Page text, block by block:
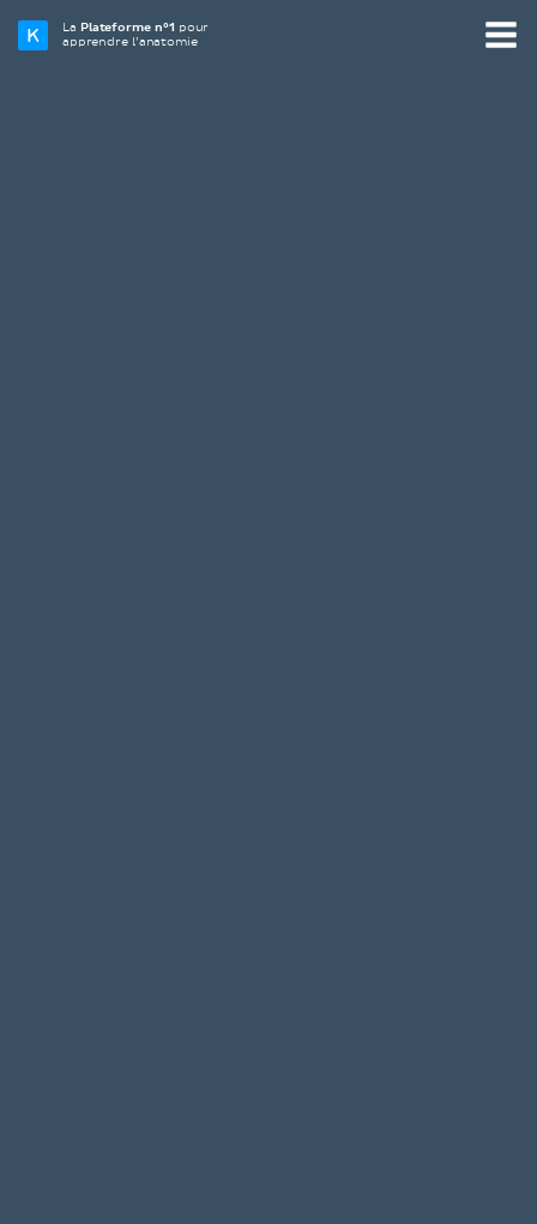
La Plateforme n°1 pour
apprendre l’anatomie